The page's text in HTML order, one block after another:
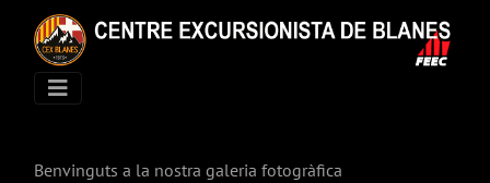
Benvinguts a la nostra galeria fotogràfica